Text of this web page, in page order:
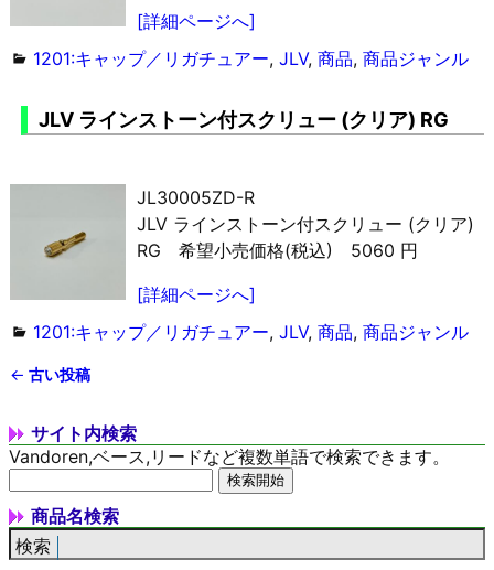
[詳細ページへ]
1201:キャップ／リガチュアー,JLV,商品,商品ジャンル
JLV ラインストーン付スクリュー (クリア) RG
JL30005ZD-R
JLV ラインストーン付スクリュー (クリア)
RG 希望小売価格(税込) 5060 円
[詳細ページへ]
1201:キャップ／リガチュアー,JLV,商品,商品ジャンル
投稿ナビゲーション
← 古い投稿
サイト内検索
Vandoren,ベース,リードなど複数単語で検索できます。
商品名検索